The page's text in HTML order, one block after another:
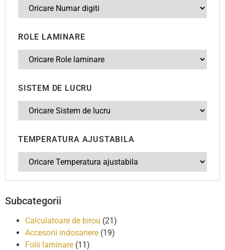
ROLE LAMINARE
SISTEM DE LUCRU
TEMPERATURA AJUSTABILA
Subcategorii
Calculatoare de birou (21)
Accesorii indosariere (19)
Folii laminare (11)